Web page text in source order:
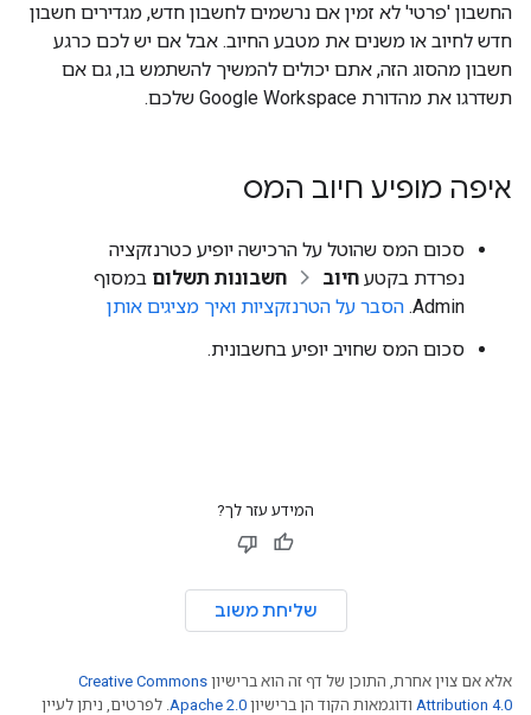
החשבון 'פרטי' לא זמין אם נרשמים לחשבון חדש, מגדירים חשבון
חדש לחיוב או משנים את מטבע החיוב. אבל אם יש לכם כרגע
חשבון מהסוג הזה, אתם יכולים להמשיך להשתמש בו, גם אם
תשדרגו את מהדורת Google Workspace שלכם.
איפה מופיע חיוב המס
סכום המס שהוטל על הרכישה יופיע כטרנזקציה
נפרדת בקטע חיוב חשבונות תשלום במסוף
Admin. הסבר על הטרנזקציות ואיך מציגים אותן
סכום המס שחויב יופיע בחשבונית.
המידע עזר לך?
שליחת משוב
אלא אם צוין אחרת, התוכן של דף זה הוא ברישיון Creative Commons
Attribution 4.0 ודוגמאות הקוד הן ברישיון Apache 2.0. לפרטים, ניתן לעיין